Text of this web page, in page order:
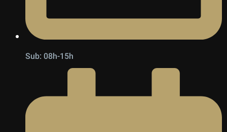
Sub: 08h-15h